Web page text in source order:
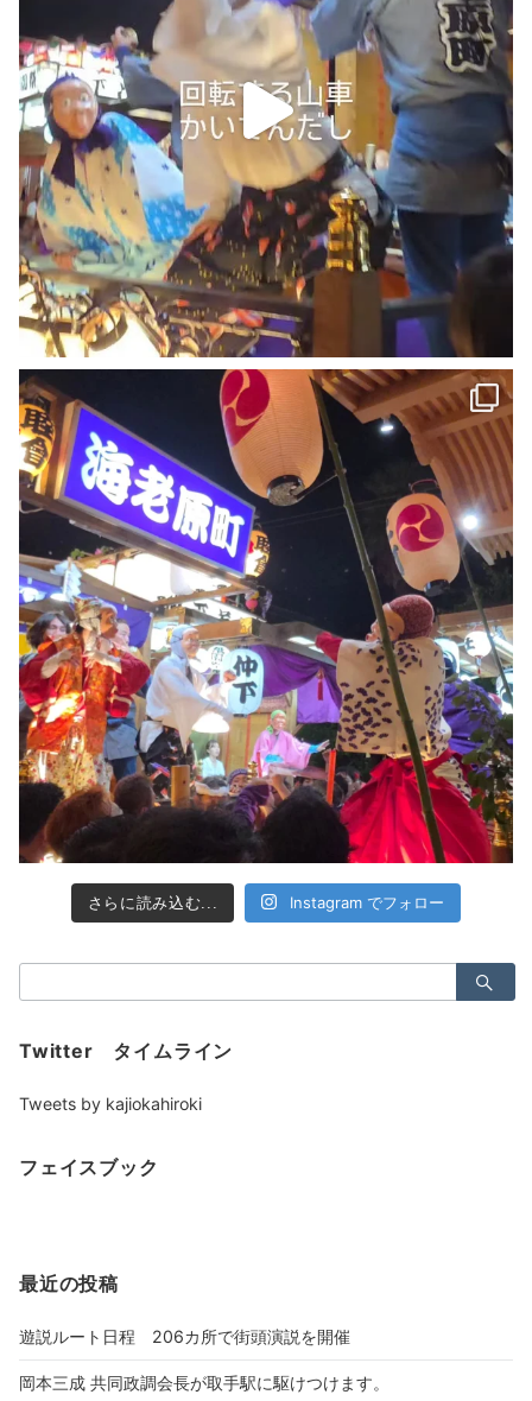
さらに読み込む... Instagram でフォロー
索：
Twitter タイムライン
Tweets by kajiokahiroki
フェイスブック
最近の投稿
遊説ルート日程 206カ所で街頭演説を開催
岡本三成 共同政調会長が取手駅に駆けつけます。